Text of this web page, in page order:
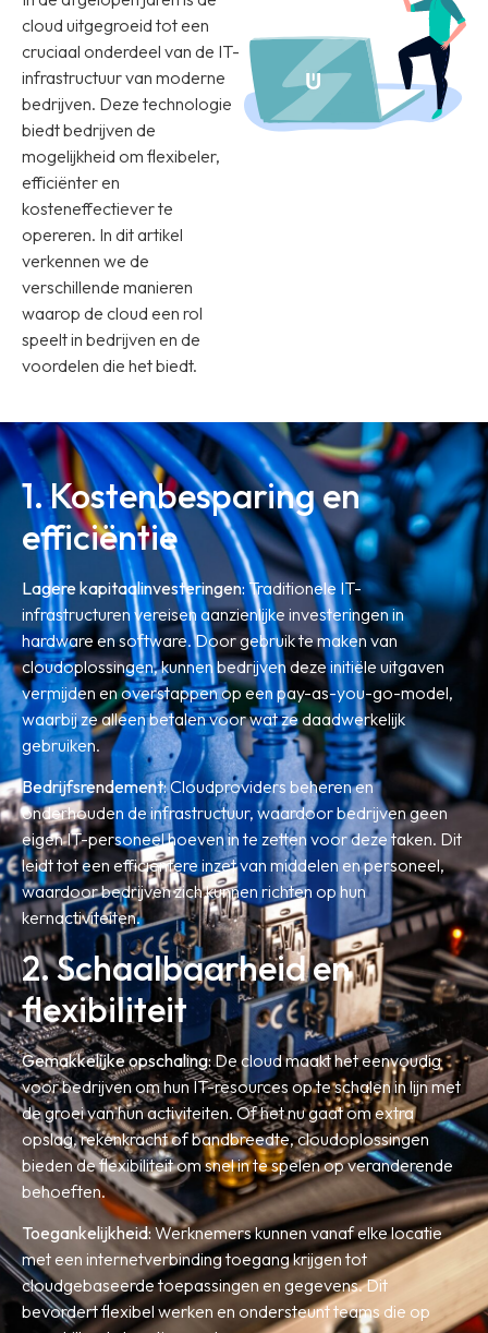
cloud uitgegroeid tot een
cruciaal onderdeel van de IT-
infrastructuur van moderne
bedrijven. Deze technologie
biedt bedrijven de
mogelijkheid om flexibeler,
efficiënter en
kosteneffectiever te
opereren. In dit artikel
verkennen we de
verschillende manieren
waarop de cloud een rol
speelt in bedrijven en de
voordelen die het biedt.
1. Kostenbesparing en
efficiëntie
Lagere kapitaalinvesteringen:Traditionele IT-
infrastructuren vereisen aanzienlijke investeringen in
hardware en software. Door gebruik te maken van
cloudoplossingen, kunnen bedrijven deze initiële uitgaven
vermijden en overstappen op een pay-as-you-go-model,
waarbij ze alleen betalen voor wat ze daadwerkelijk
gebruiken.
Bedrijfsrendement:Cloudproviders beheren en
onderhouden de infrastructuur, waardoor bedrijven geen
eigen IT-personeel hoeven in te zetten voor deze taken. Dit
leidt tot een efficiëntere inzet van middelen en personeel,
waardoor bedrijven zich kunnen richten op hun
kernactiviteiten.
2. Schaalbaarheid en
flexibiliteit
Gemakkelijke opschaling:De cloud maakt het eenvoudig
voor bedrijven om hun IT-resources op te schalen in lijn met
de groei van hun activiteiten. Of het nu gaat om extra
opslag, rekenkracht of bandbreedte, cloudoplossingen
bieden de flexibiliteit om snel in te spelen op veranderende
behoeften.
Toegankelijkheid:Werknemers kunnen vanaf elke locatie
met een internetverbinding toegang krijgen tot
cloudgebaseerde toepassingen en gegevens. Dit
bevordert flexibel werken en ondersteunt teams die op